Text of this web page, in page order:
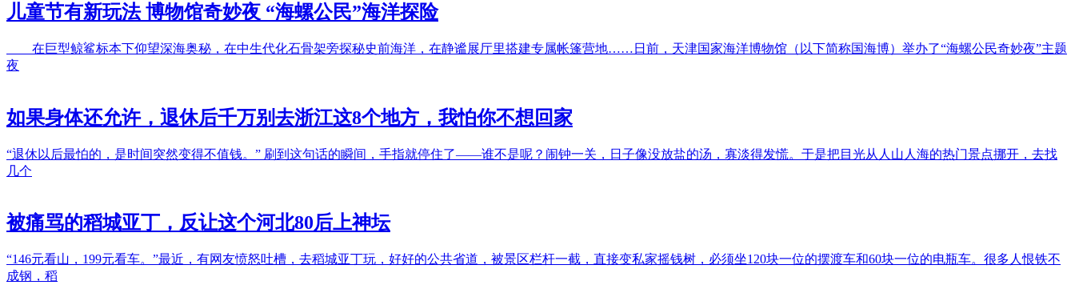
儿童节有新玩法 博物馆奇妙夜 “海螺公民”海洋探险
在巨型鲸鲨标本下仰望深海奥秘，在中生代化石骨架旁探秘史前海洋，在静谧展厅里搭建专属帐篷营地……日前，天津国家海洋博物馆（以下简称国海博）举办了“海螺公民奇妙夜”主题
夜
如果身体还允许，退休后千万别去浙江这8个地方，我怕你不想回家
“退休以后最怕的，是时间突然变得不值钱。” 刷到这句话的瞬间，手指就停住了——谁不是呢？闹钟一关，日子像没放盐的汤，寡淡得发慌。于是把目光从人山人海的热门景点挪开，去找
几个
被痛骂的稻城亚丁，反让这个河北80后上神坛
“146元看山，199元看车。”最近，有网友愤怒吐槽，去稻城亚丁玩，好好的公共省道，被景区栏杆一截，直接变私家摇钱树，必须坐120块一位的摆渡车和60块一位的电瓶车。很多人恨铁不
成钢，稻